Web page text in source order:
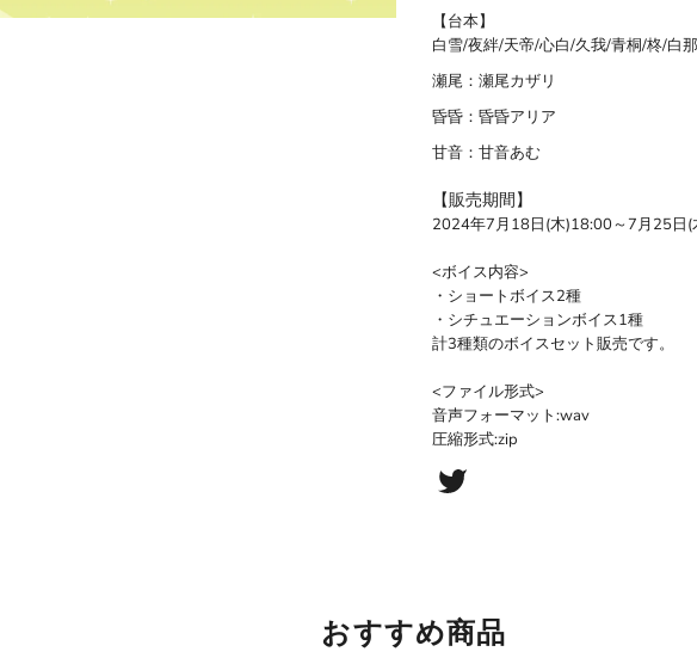
【台本】
白雪/夜絆/天帝/心白/久我/青桐/柊/白
瀬尾：瀬尾カザリ
昏昏：昏昏アリア
甘音：甘音あむ
【販売期間】
2024年7月18日(木)18:00～7月25日(
<ボイス内容>
・ショートボイス2種
・シチュエーションボイス1種
計3種類のボイスセット販売です。
<ファイル形式>
音声フォーマット:wav
圧縮形式:zip
おすすめ商品